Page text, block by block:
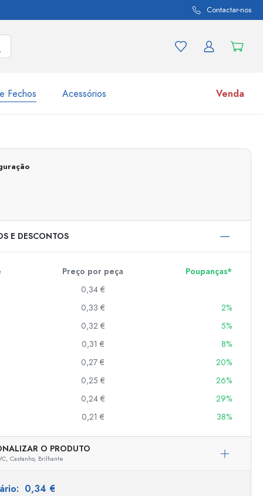
Contactar-nos
Fechos Acessórios Venda
Frascos
E DESCONTOS
Preço por peça
Poupanças*
0,34 €
0,33 €
2%
0,32 €
5%
0,31 €
8%
0,27 €
20%
0,25 €
26%
0,24 €
29%
0,21 € 38%
O PRODUTO
Castanho, Brilhante
0,34 €